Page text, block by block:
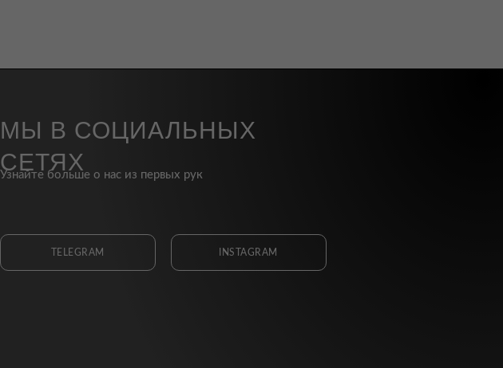
МЫ В СОЦИАЛЬНЫХ
СЕТЯХ
Узнайте больше о нас из первых рук
TELEGRAM INSTAGRAM